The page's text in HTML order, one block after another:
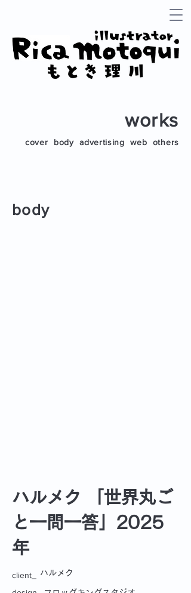
works
cover body advertising web others
body
ハルメク 「世界丸ご
と一問一答」2025
年
client_ ハルメク